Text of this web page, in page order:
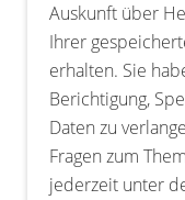
Auskunft über
Ihrer
erhalten. Sie
Berichtigung,
Daten zu
Fragen zum
jederzeit unter